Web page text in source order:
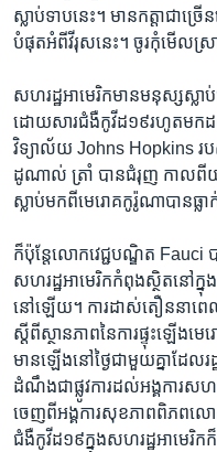
ស្លាប់ទាបនេះ។ មានកត្តាជាច្រ
បំផុតអំពីវីរុសនេះ។ ចូរកុំមើលស្
សហរដ្ឋអាមេរិកមានមនុស្សស្
ដោយសារជំងឺកូវីដ១៩រហូតមកដ
វិទ្យាល័យ Johns Hopkins រ
ដូណាល់ ត្រាំ បានជំរុញ កាលពីយប់
ស្លាប់មកពីមេរោគកូរ៉ូណាបានធ្ល
ក៏ប៉ុន្តែលោកវេជ្ជបណ្ឌិត
សហរដ្ឋអាមេរិកកំពុងស្ថិតនៅក្នុ
នៅឡើយ។ ការដាស់តឿននាពេ
ស្តីពីស្ថានភាពនៃការផ្ទុះឡើងម
មានឡើងនៅថ្ងៃជាមួយគ្នាដែល
ដំណឹងជាផ្លូវការដល់អង្គការសហ
ចេញពីអង្គការសុខភាពពិភពលោ
ជំងឺកូវីដ១៩ក្នុងសហរដ្ឋអាមេរិ